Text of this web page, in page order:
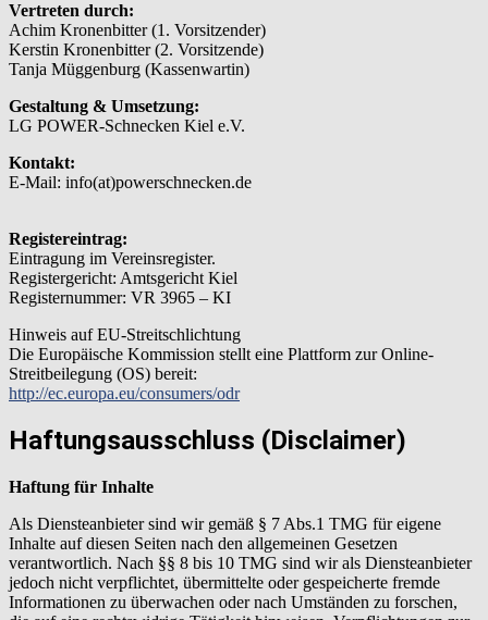
Vertreten durch:
Achim Kronenbitter (1. Vorsitzender)
Kerstin Kronenbitter (2. Vorsitzende)
Tanja Müggenburg (Kassenwartin)
Gestaltung & Umsetzung:
LG POWER-Schnecken Kiel e.V.
Kontakt:
E-Mail: info(at)powerschnecken.de
Registereintrag:
Eintragung im Vereinsregister.
Registergericht: Amtsgericht Kiel
Registernummer: VR 3965 – KI
Hinweis auf EU-Streitschlichtung
Die Europäische Kommission stellt eine Plattform zur Online-
Streitbeilegung (OS) bereit:
http://ec.europa.eu/consumers/odr
Haftungsausschluss (Disclaimer)
Haftung für Inhalte
Als Diensteanbieter sind wir gemäß § 7 Abs.1 TMG für eigene
Inhalte auf diesen Seiten nach den allgemeinen Gesetzen
verantwortlich. Nach §§ 8 bis 10 TMG sind wir als Diensteanbieter
jedoch nicht verpflichtet, übermittelte oder gespeicherte fremde
Informationen zu überwachen oder nach Umständen zu forschen,